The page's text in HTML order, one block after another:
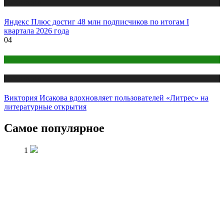
Яндекс Плюс достиг 48 млн подписчиков по итогам I
квартала 2026 года
04
Виктория Исакова вдохновляет пользователей «Литрес» на
литературные открытия
Самое популярное
1